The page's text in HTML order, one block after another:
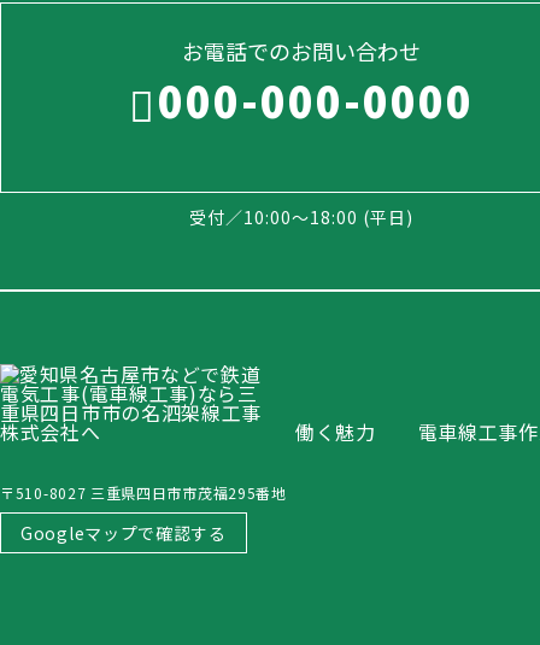
お電話でのお問い合わせ
000-000-0000
受付／10:00～18:00 (平日)
働く魅力 電車線工事
〒510-8027 三重県四日市市茂福295番地
Googleマップで確認する